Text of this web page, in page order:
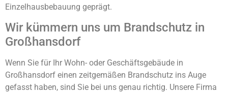
Einzelhausbebauung geprägt.
Wir kümmern uns um Brandschutz in
Großhansdorf
Wenn Sie für Ihr Wohn- oder Geschäftsgebäude in
Großhansdorf einen zeitgemäßen Brandschutz ins Auge
gefasst haben, sind Sie bei uns genau richtig. Unsere Firma